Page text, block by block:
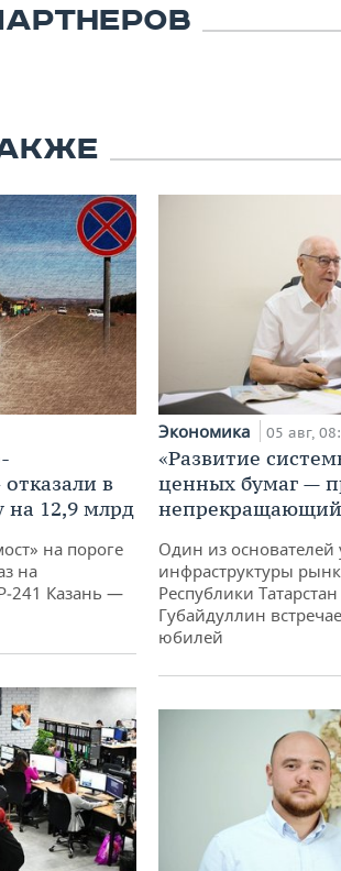
в
на 12,9 млрд
на пороге
на
Казань —
Экономика 05 авг,
«Развитие
ценных бумаг —
Один из основателей
инфраструктуры
Республики
Губайдуллин
юбилей